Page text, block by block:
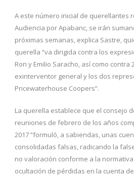
A este número inicial de querellantes
Audiencia por Apabanc, se irán
próximas semanas, explica Sastre,
querella “va dirigida contra los
Ron y Emilio Saracho, así como contra
exinterventor general y los dos
Pricewaterhouse Coopers”.
La querella establece que el consejo
reuniones de febrero de los años
2017 ”formuló, a sabiendas, unas
consolidadas falsas, radicando la
no valoración conforme a la
ocultación de pérdidas en la cuenta